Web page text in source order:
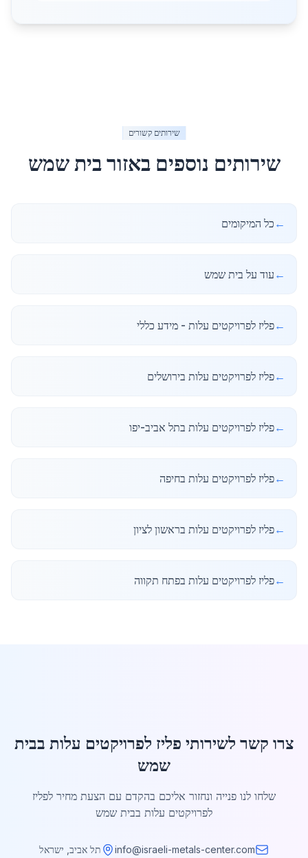
שירותים קשורים
שירותים נוספים באזורבית שמש
← כל המיקומים
← עוד על בית שמש
←פליז לפרויקטים עלות - מידע כללי
←פליז לפרויקטים עלות בירושלים
←פליז לפרויקטים עלות בתל אביב-יפו
←פליז לפרויקטים עלות בחיפה
←פליז לפרויקטים עלות בראשון לציון
←פליז לפרויקטים עלות בפתח תקווה
צרו קשר לשירותי פליז לפרויקטים עלות בבית
שמש
שלחו לנו פנייה ונחזור אליכם בהקדם עם הצעת מחיר לפליז
לפרויקטים עלות בבית שמש
info@israeli-metals-center.com תל אביב, ישראל